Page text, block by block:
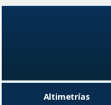
Altimetrías